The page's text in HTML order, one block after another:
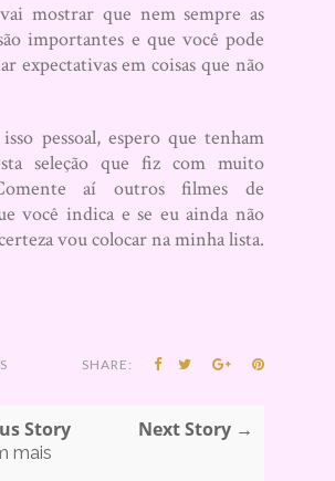
mostrar que nem sempre as
importantes e que você pode
expectativas em coisas que não
pessoal, espero que tenham
seleção que fiz com muito
aí outros filmes de
você indica e se eu ainda não
vou colocar na minha lista.
SHARE:
Story
mais
Next Story →